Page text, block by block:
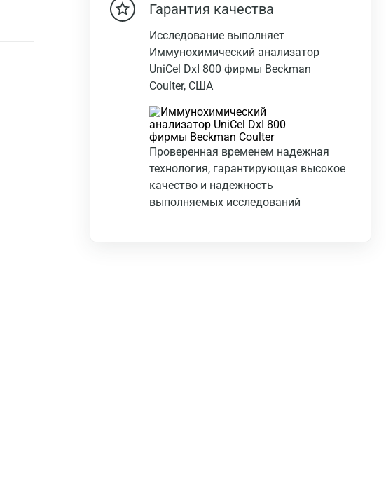
Гарантия качества
Исследование выполняет
Иммунохимический анализатор
UniCel DxI 800 фирмы Beckman
Coulter, США
Проверенная временем надежная
технология, гарантирующая высокое
качество и надежность
выполняемых исследований